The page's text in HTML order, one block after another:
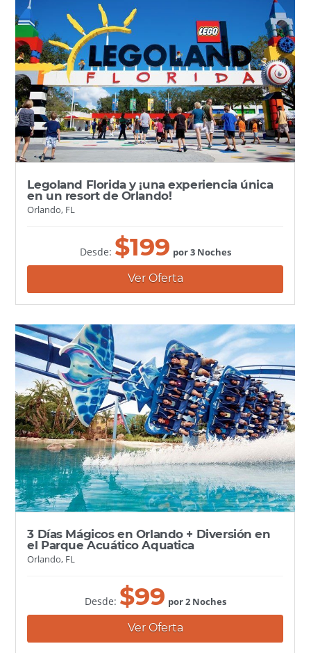
Legoland Florida y ¡una experiencia única
en un resort de Orlando!
Orlando, FL
Desde: $199 por 3 Noches
Ver Oferta
3 Días Mágicos en Orlando + Diversión en
el Parque Acuático Aquatica
Orlando, FL
Desde: $99 por 2 Noches
Ver Oferta